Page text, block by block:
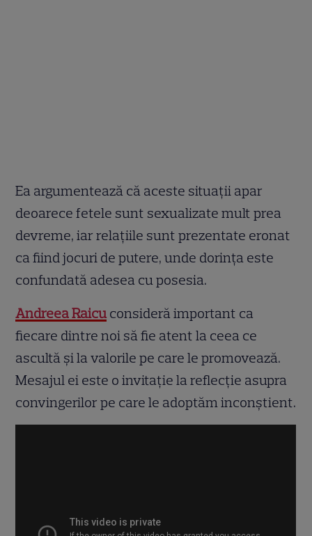
Ea argumentează că aceste situații apar
deoarece fetele sunt sexualizate mult prea
devreme, iar relațiile sunt prezentate eronat
ca fiind jocuri de putere, unde dorința este
confundată adesea cu posesia.
Andreea Raicu consideră important ca
fiecare dintre noi să fie atent la ceea ce
ascultă și la valorile pe care le promovează.
Mesajul ei este o invitație la reflecție asupra
convingerilor pe care le adoptăm inconștient.